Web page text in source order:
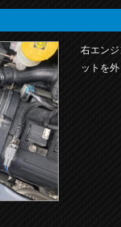
右エン
ットを外